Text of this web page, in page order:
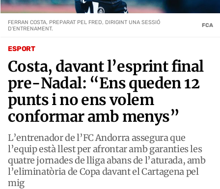
ESPORT
Costa, davant l’esprint final
pre-Nadal: “Ens queden 12
punts i no ens volem
conformar amb menys”
L’entrenador de l’FC Andorra assegura que
l’equip està llest per afrontar amb garanties les
quatre jornades de lliga abans de l’aturada, amb
l’eliminatòria de Copa davant el Cartagena pel
mig
FERRAN COSTA, PREPARAT PEL FRED, DIRIGINT UNA SESSIÓ
D'ENTRENAMENT.
FCA